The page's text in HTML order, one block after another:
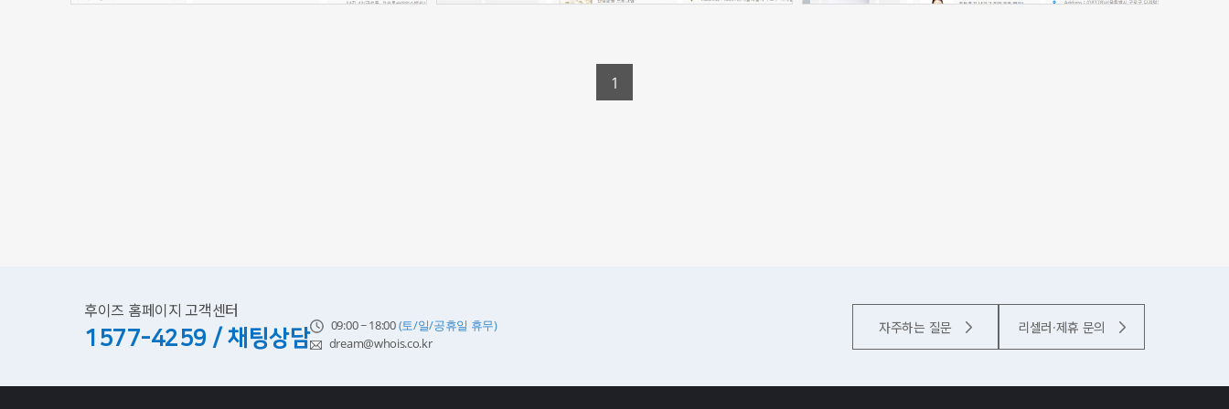
1
후이즈 홈페이지 고객센터
1577-4259 / 채팅상담
09:00 ~ 18:00(토/일/공휴일 휴무)
dream@whois.co.kr
자주하는 질문 리셀러·제휴 문의